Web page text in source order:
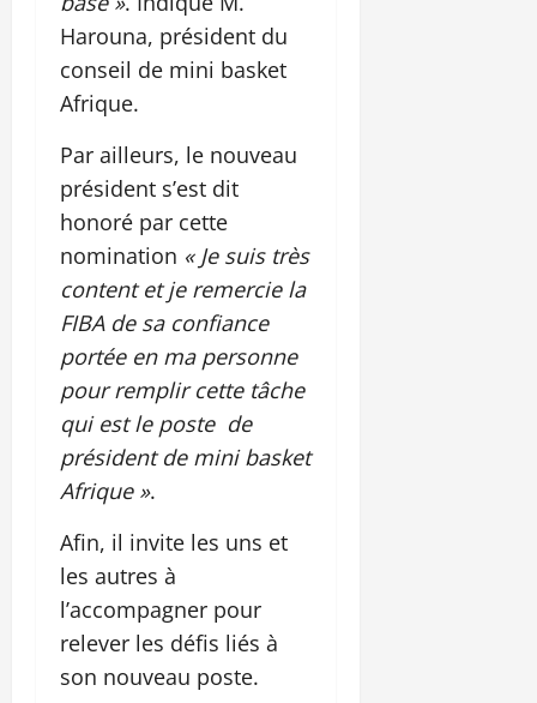
Harouna, président du
conseil de mini basket
Afrique.
Par ailleurs, le nouveau
président s’est dit
honoré par cette
nomination « Je suis très
content et je remercie la
FIBA de sa confiance
portée en ma personne
pour remplir cette tâche
qui est le poste de
président de mini basket
Afrique ».
Afin, il invite les uns et
les autres à
l’accompagner pour
relever les défis liés à
son nouveau poste.